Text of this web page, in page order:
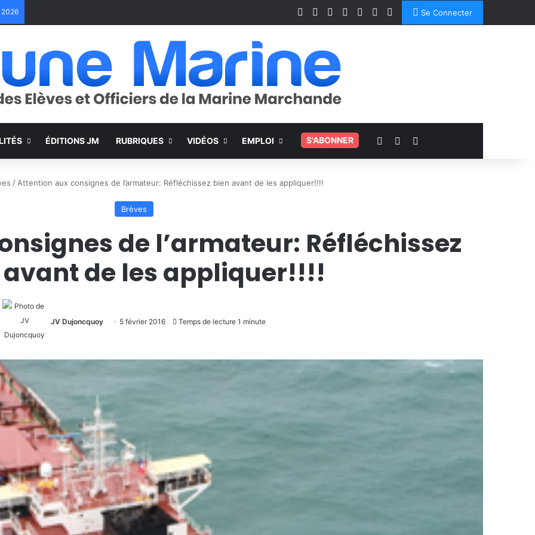
2026 FacebookLinkedinYouTubeInstagram
SpotifyTikTokSe Connecter
ÉDITIONS JM RUBRIQUES VIDÉOS EMPLOI S'ABONNER Voir votre panier
Switch skin
/ Attention aux consignes de l’armateur: Réfléchissez bien avant de les appliquer!!!!
Brèves
de l’armateur: Réfléchissez
de les appliquer!!!!
JV Dujoncquoy 5 février 2016 Temps de lecture 1 minute